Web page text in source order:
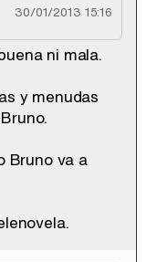
30/01/2013 15:16
ni mala.
y menudas
Bruno va a